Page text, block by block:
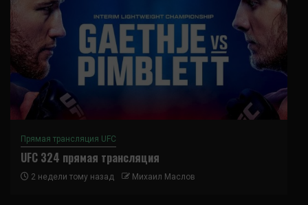
Прямая трансляция UFC
UFC 324 прямая трансляция
2 недели тому назад Михаил Маслов